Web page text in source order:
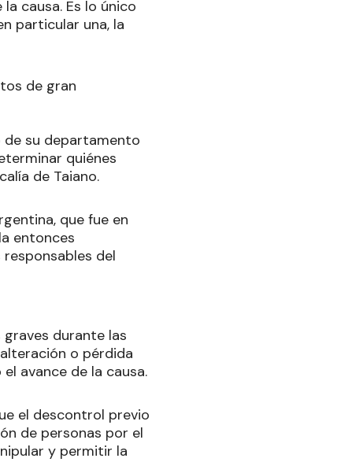
causa. Es lo único
particular una, la
de gran
de su departamento
quiénes
de Taiano.
que fue en
entonces
del
durante las
o pérdida
avance de la causa.
el descontrol previo
de personas por el
y permitir la